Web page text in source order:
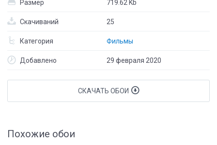
Размер 719.62 Kb
Скачиваний 25
Категория Фильмы
Добавлено 29 февраля 2020
СКАЧАТЬ ОБОИ
Похожие обои